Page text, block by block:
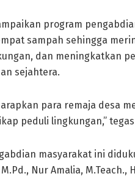
program
sampah sehingga
dan meningkatkan
sejahtera.
para remaja desa
peduli lingkungan,”
masyarakat ini
Nur Amalia,